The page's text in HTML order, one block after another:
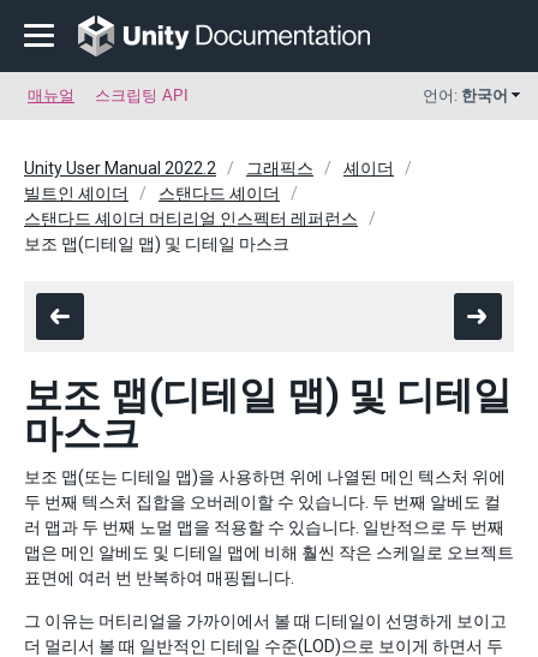
매뉴얼 스크립팅 API 언어: 한국어
Unity User Manual 2022.2 그래픽스
셰이더
빌트인 셰이더
스탠다드 셰이더
스탠다드 셰이더 머티리얼 인스펙터 레퍼런스
보조 맵(디테일 맵) 및 디테일 마스크
보조 맵(디테일 맵) 및 디테일
마스크
보조 맵(또는 디테일 맵)을 사용하면 위에 나열된 메인 텍스처 위에
두 번째 텍스처 집합을 오버레이할 수 있습니다. 두 번째 알베도 컬
러 맵과 두 번째 노멀 맵을 적용할 수 있습니다. 일반적으로 두 번째
맵은 메인 알베도 및 디테일 맵에 비해 훨씬 작은 스케일로 오브젝트
표면에 여러 번 반복하여 매핑됩니다.
그 이유는 머티리얼을 가까이에서 볼 때 디테일이 선명하게 보이고
더 멀리서 볼 때 일반적인 디테일 수준(LOD)으로 보이게 하면서 두